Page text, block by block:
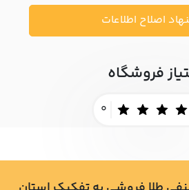
اصلاح اطلاعات
فروشگاه
0